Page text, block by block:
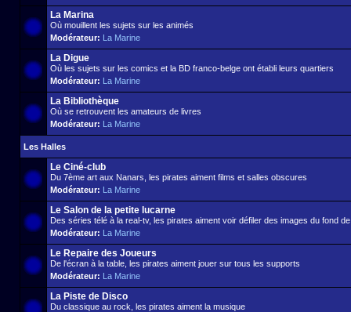
La Marina
Où mouillent les sujets sur les animés
Modérateur: La Marine
La Digue
Où les sujets sur les comics et la BD franco-belge ont établi leurs quartiers
Modérateur: La Marine
La Bibliothèque
Où se retrouvent les amateurs de livres
Modérateur: La Marine
Les Halles
Le Ciné-club
Du 7ème art aux Nanars, les pirates aiment films et salles obscures
Modérateur: La Marine
Le Salon de la petite lucarne
Des séries télé à la real-tv, les pirates aiment voir défiler des images du fond
Modérateur: La Marine
Le Repaire des Joueurs
De l'écran à la table, les pirates aiment jouer sur tous les supports
Modérateur: La Marine
La Piste de Disco
Du classique au rock, les pirates aiment la musique